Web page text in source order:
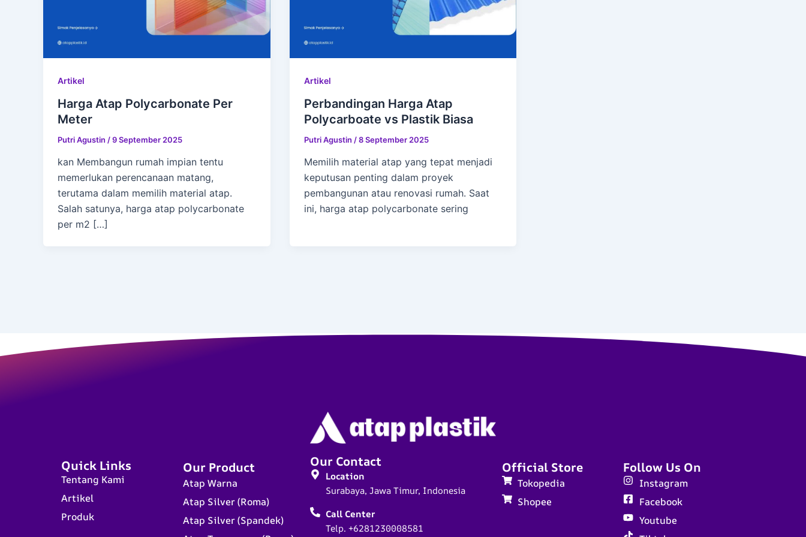
Artikel
Harga Atap Polycarbonate Per
Meter
Putri Agustin /9 September 2025
kan Membangun rumah impian tentu
memerlukan perencanaan matang,
terutama dalam memilih material atap.
Salah satunya, harga atap polycarbonate
per m2 […]
Artikel
Perbandingan Harga Atap
Polycarboate vs Plastik Biasa
Putri Agustin /8 September 2025
Memilih material atap yang tepat menjadi
keputusan penting dalam proyek
pembangunan atau renovasi rumah. Saat
ini, harga atap polycarbonate sering
Quick Links
Tentang Kami
Artikel
Produk
Our Product
Atap Warna
Atap Silver (Roma)
Atap Silver (Spandek)
Our Contact
Location
Surabaya, Jawa Timur, Indonesia
Call Center
Telp. +6281230008581
Official Store
Tokopedia
Shopee
Follow Us On
Instagram
Facebook
Youtube